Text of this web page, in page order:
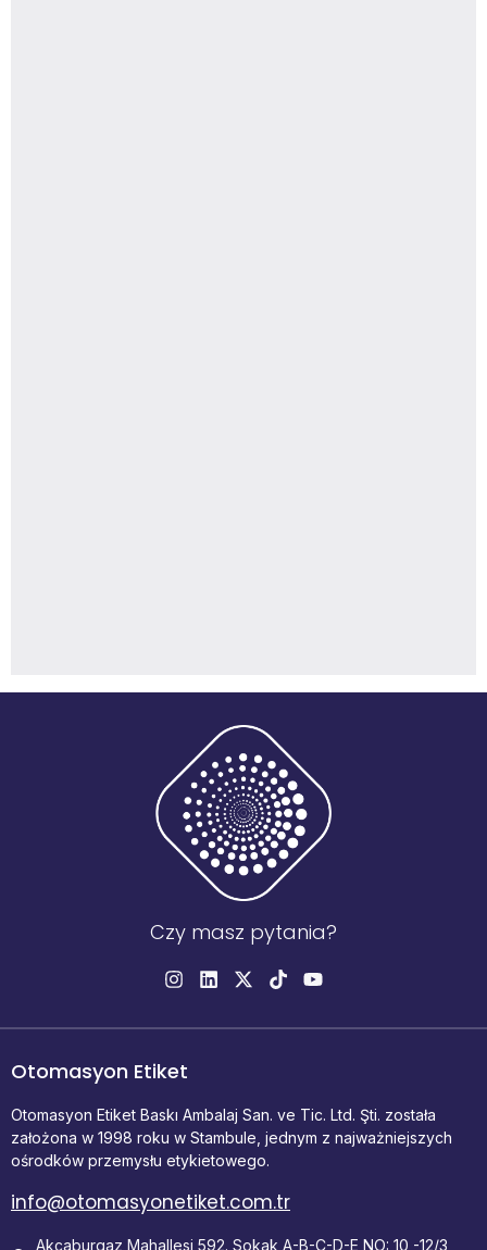
Czy masz pytania?
Otomasyon Etiket
Otomasyon Etiket Baskı Ambalaj San. ve Tic. Ltd. Şti. została
założona w 1998 roku w Stambule, jednym z najważniejszych
ośrodków przemysłu etykietowego.
info@otomasyonetiket.com.tr
Akçaburgaz Mahallesi 592. Sokak A-B-C-D-E NO: 10 -12/3